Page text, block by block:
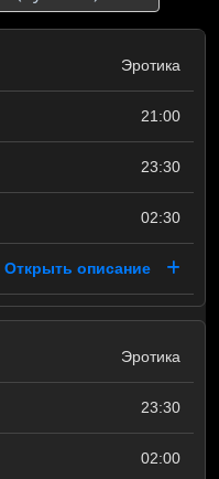
Эротика
21:00
23:30
02:30
Открыть описание
Эротика
23:30
02:00